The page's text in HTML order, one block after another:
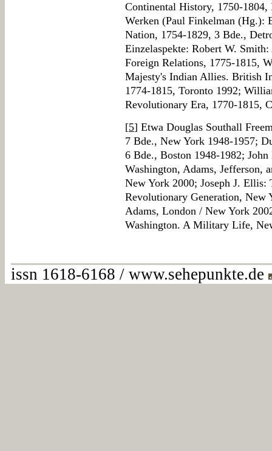
Continental History, 1750-
Werken (Paul Finkelman (Hg.):
Nation, 1754-1829, 3 Bde.,
Einzelaspekte: Robert W.
Foreign Relations, 1775-1815,
Majesty's Indian Allies. British
1774-1815, Toronto 1992;
Revolutionary Era, 1770-1815,
[5] Etwa Douglas Southall
7 Bde., New York 1948-1957;
6 Bde., Boston 1948-1982;
Washington, Adams, Jefferson,
New York 2000; Joseph J. Ellis:
Revolutionary Generation,
Adams, London / New York
Washington. A Military Life,
issn 1618-6168 / www.sehepunkte.de